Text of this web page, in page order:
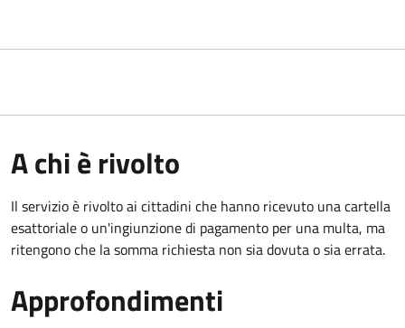
A chi è rivolto
Il servizio è rivolto ai cittadini che hanno ricevuto una cartella
esattoriale o un'ingiunzione di pagamento per una multa, ma
ritengono che la somma richiesta non sia dovuta o sia errata.
Approfondimenti